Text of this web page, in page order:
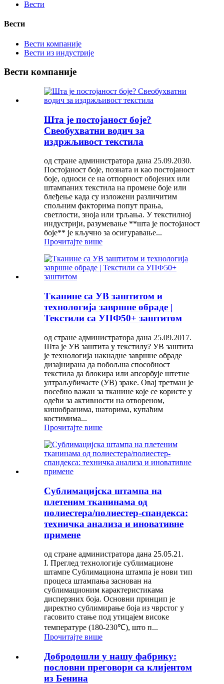
Вести
Вести
Вести компаније
Вести из индустрије
Вести компаније
Шта је постојаност боје?
Свеобухватни водич за
издржљивост текстила
од стране администратора дана 25.09.2030.
Постојаност боје, позната и као постојаност
боје, односи се на отпорност обојених или
штампаних текстила на промене боје или
блеђење када су изложени различитим
спољним факторима попут прања,
светлости, зноја или трљања. У текстилној
индустрији, разумевање **шта је постојаност
боје** је кључно за осигуравање...
Прочитајте више
Тканине са УВ заштитом и
технологија завршне обраде |
Текстили са УПФ50+ заштитом
од стране администратора дана 25.09.2017.
Шта је УВ заштита у текстилу? УВ заштита
је технологија накнадне завршне обраде
дизајнирана да побољша способност
текстила да блокира или апсорбује штетне
ултраљубичасте (УВ) зраке. Овај третман је
посебно важан за тканине које се користе у
одећи за активности на отвореном,
кишобранима, шаторима, купаћим
костимима...
Прочитајте више
Сублимацијска штампа на
плетеним тканинама од
полиестера/полиестер-спандекса:
техничка анализа и иновативне
примене
од стране администратора дана 25.05.21.
I. Преглед технологије сублимационе
штампе Сублимациона штампа је нови тип
процеса штампања заснован на
сублимационим карактеристикама
дисперзних боја. Основни принцип је
директно сублимирање боја из чврстог у
гасовито стање под утицајем високе
температуре (180-230℃), што п...
Прочитајте више
Добродошли у нашу фабрику:
пословни преговори са клијентом
из Бенина